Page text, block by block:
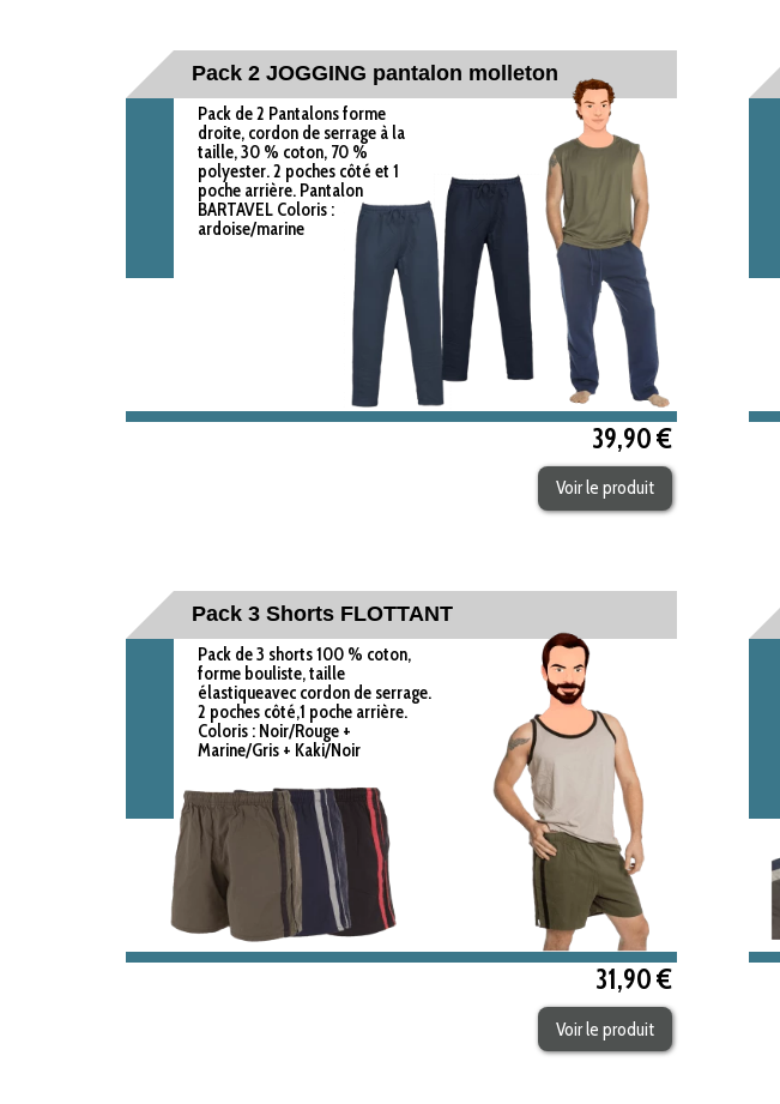
Pack 2 JOGGING pantalon molleton
Pack de 2 Pantalons forme
droite, cordon de serrage à la
taille, 30 % coton, 70 %
polyester. 2 poches côté et 1
poche arrière. Pantalon
BARTAVEL Coloris :
ardoise/marine
39,90 €
Voir le produit
Pack 3 Shorts FLOTTANT
Pack de 3 shorts 100 % coton,
forme bouliste, taille
élastiqueavec cordon de serrage.
2 poches côté,1 poche arrière.
Coloris : Noir/Rouge +
Marine/Gris + Kaki/Noir
31,90 €
Voir le produit